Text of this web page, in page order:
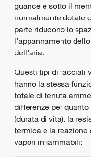
guance e sotto il
normalmente dotate
parte riducono lo
l’appannamento
dell’aria.
Questi tipi di facciali
hanno la stessa
totale di tenuta
differenze per
(durata di vita), la
termica e la reazione
vapori infiammabili: